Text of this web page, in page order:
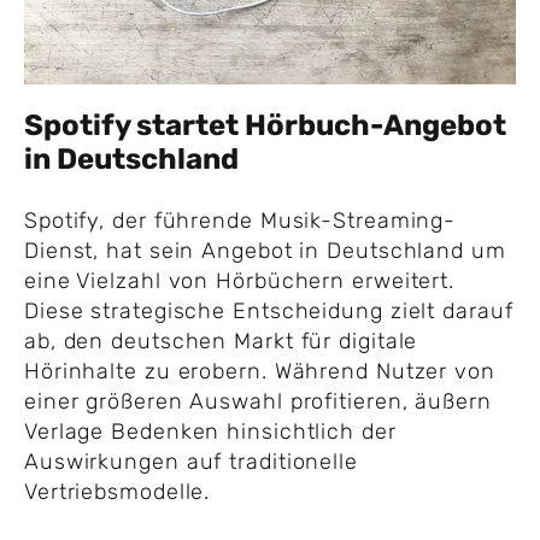
Spotify startet Hörbuch-Angebot
in Deutschland
Spotify, der führende Musik-Streaming-
Dienst, hat sein Angebot in Deutschland um
eine Vielzahl von Hörbüchern erweitert.
Diese strategische Entscheidung zielt darauf
ab, den deutschen Markt für digitale
Hörinhalte zu erobern. Während Nutzer von
einer größeren Auswahl profitieren, äußern
Verlage Bedenken hinsichtlich der
Auswirkungen auf traditionelle
Vertriebsmodelle.